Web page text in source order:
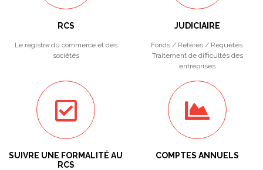
RCS
Le registre du commerce et des
sociétés
JUDICIAIRE
Fonds / Référés / Requêtes.
Traitement de difficultés des
entreprises
SUIVRE UNE FORMALITÉ AU
RCS
COMPTES ANNUELS